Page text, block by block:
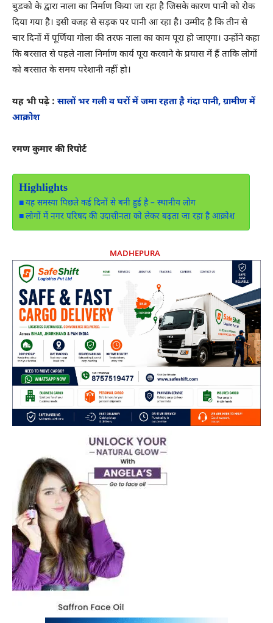
बुडको के द्वारा नाला का निर्माण किया जा रहा है जिसके कारण पानी को रोक
दिया गया है। इसी वजह से सड़क पर पानी आ रहा है। उम्मीद है कि तीन से
चार दिनों में पूर्णिया गोला की तरफ नाला का काम पूरा हो जाएगा। उन्होंने कहा
कि बरसात से पहले नाला निर्माण कार्य पूरा करवाने के प्रयास में हैं ताकि लोगों
को बरसात के समय परेशानी नहीं हो।
यह भी पढ़े : सालों भर गली व घरों में जमा रहता है गंदा पानी, ग्रामीण में
आक्रोश
रमण कुमार की रिपोर्ट
Highlights
यह समस्या पिछले कई दिनों से बनी हुई है – स्थानीय लोग
लोगों में नगर परिषद की उदासीनता को लेकर बढ़ता जा रहा है आक्रोश
MADHEPURA